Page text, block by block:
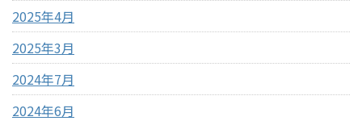
2025年4月
2025年3月
2024年7月
2024年6月